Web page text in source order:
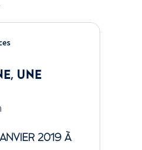
UNE
2019 À